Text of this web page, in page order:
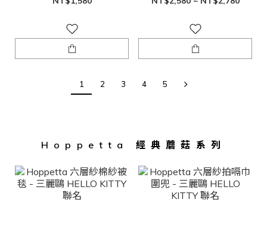
1 2 3 4 5
Hoppetta 經典蘑菇系列